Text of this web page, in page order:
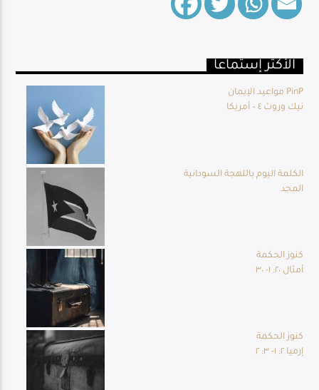
الأكثر إستماعا
مواعيد الإيمان PinP
نيك وروث ٤ – أمريكا
الكلمة اليوم باللهجة السودانية
المجد
كنوز الحكمة
أمثال ٢٠: ١- ٣٠
كنوز الحكمة
إرميا ٢: ١- ٣: ٢